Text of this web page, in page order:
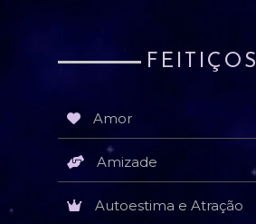
FEITIÇOS
Amor
Amizade
Autoestima e Atração